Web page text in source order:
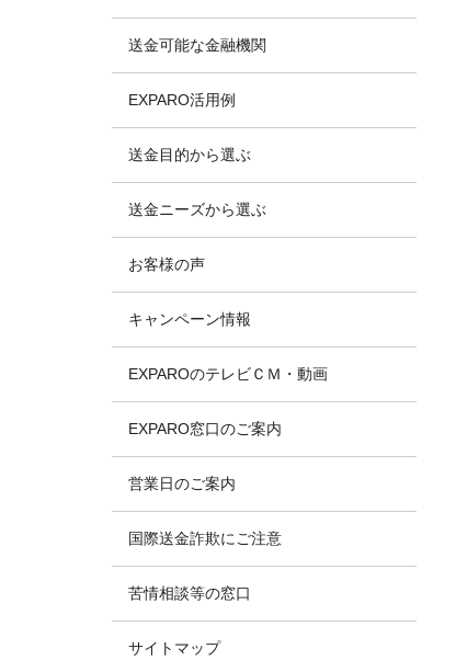
送金可能な金融機関
EXPARO活用例
送金目的から選ぶ
送金ニーズから選ぶ
お客様の声
キャンペーン情報
EXPAROのテレビＣＭ・動画
EXPARO窓口のご案内
営業日のご案内
国際送金詐欺にご注意
苦情相談等の窓口
サイトマップ